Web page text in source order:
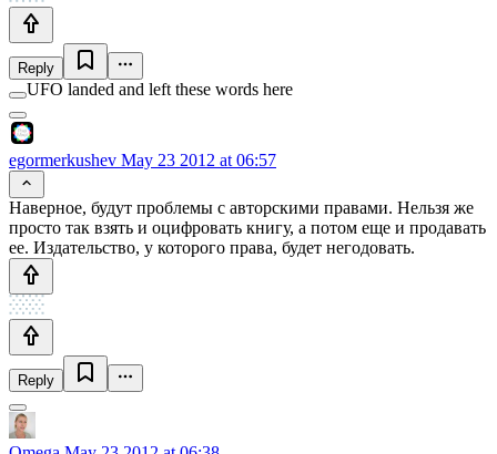
Reply
UFO landed and left these words here
egormerkushev May 23 2012 at 06:57
Наверное, будут проблемы с авторскими правами. Нельзя же
просто так взять и оцифровать книгу, а потом еще и продавать
ее. Издательство, у которого права, будет негодовать.
Reply